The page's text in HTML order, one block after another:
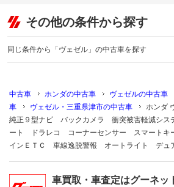
その他の条件から探す
同じ条件から「ヴェゼル」の中古車を探す
中古車 ホンダの中古車 ヴェゼルの中古車
車
ヴェゼル・三重県津市の中古車
ホンダ
純正９型ナビ バックカメラ 衝突被害軽減シ
ート ドラレコ コーナーセンサー スマートキ
インＥＴＣ 車線逸脱警報 オートライト デュ
車買取・車査定はグーネ